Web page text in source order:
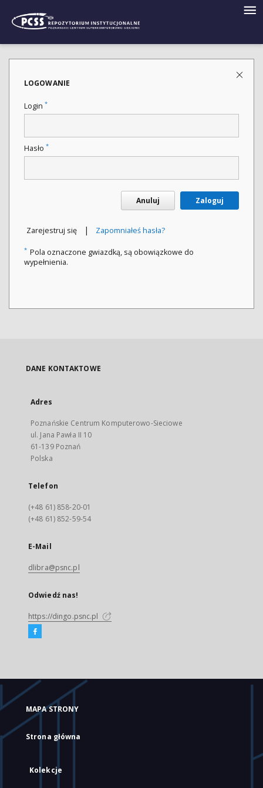
LOGOWANIE
Login *
Hasło *
Anuluj Zaloguj
Zarejestruj się | Zapomniałeś hasła?
* Pola oznaczone gwiazdką, są obowiązkowe do
wypełnienia.
DANE KONTAKTOWE
Adres
Poznańskie Centrum Komputerowo-Sieciowe
ul. Jana Pawła II 10
61-139 Poznań
Polska
Telefon
(+48 61) 858-20-01
(+48 61) 852-59-54
E-Mail
dlibra@psnc.pl
Odwiedź nas!
https://dingo.psnc.pl
MAPA STRONY
Strona główna
Kolekcje